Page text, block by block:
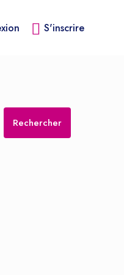
S'inscrire
Rechercher